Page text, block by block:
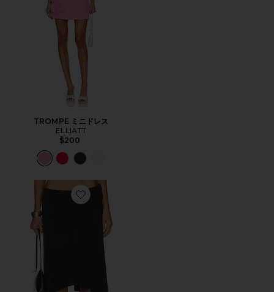
TROMPE ミニドレス
ELLIATT
$200
Favorite SHARNI ミディ丈スカート